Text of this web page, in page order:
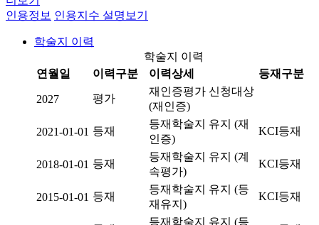
인용정보 인용지수 설명보기
학술지 이력
학술지 이력
연월일
이력구분 이력상세 등재구분
2027 평가
재인증평가 신청대상
(재인증)
2021-01-01 등재
등재학술지 유지 (재
인증)
KCI등재
2018-01-01 등재
등재학술지 유지 (계
속평가)
KCI등재
2015-01-01 등재
등재학술지 유지 (등
재유지)
KCI등재
등재학술지 유지 (등